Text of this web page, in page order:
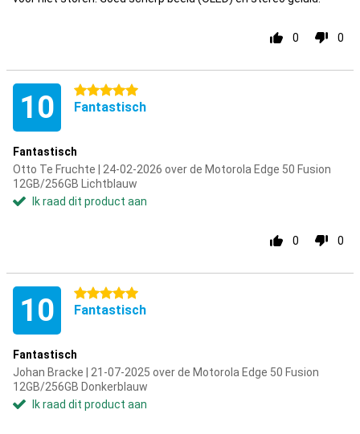
0 0
10 5 sterren
Fantastisch
Fantastisch
Otto Te Fruchte | 24-02-2026 over de Motorola Edge 50 Fusion
12GB/256GB Lichtblauw
Ik raad dit product aan
0 0
10 5 sterren
Fantastisch
Fantastisch
Johan Bracke | 21-07-2025 over de Motorola Edge 50 Fusion
12GB/256GB Donkerblauw
Ik raad dit product aan